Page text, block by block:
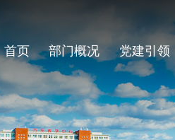
首页 部门概况 党建引领